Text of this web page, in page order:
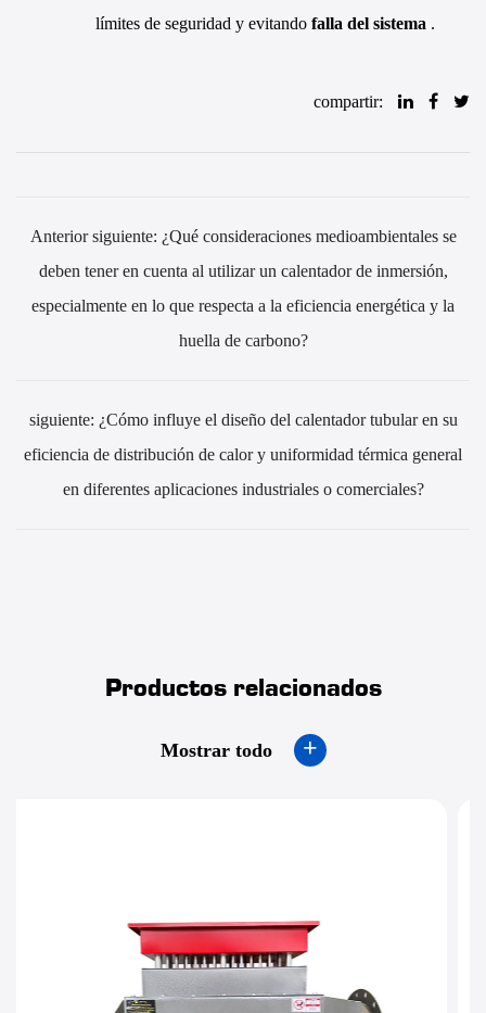
límites de seguridad y evitando falla del sistema .
compartir:
Anterior siguiente: ¿Qué consideraciones medioambientales se
deben tener en cuenta al utilizar un calentador de inmersión,
especialmente en lo que respecta a la eficiencia energética y la
huella de carbono?
siguiente: ¿Cómo influye el diseño del calentador tubular en su
eficiencia de distribución de calor y uniformidad térmica general
en diferentes aplicaciones industriales o comerciales?
Productos relacionados
Mostrar todo +